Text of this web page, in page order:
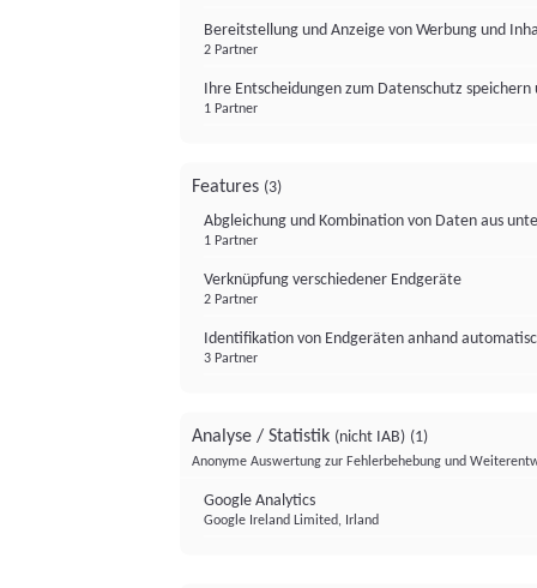
Bereitstellung und Anzeige von Werbung und
2 Partner
Ihre Entscheidungen zum Datenschutz
1 Partner
Features (3)
Abgleichung und Kombination von Daten aus
1 Partner
Verknüpfung verschiedener Endgeräte
2 Partner
Identifikation von Endgeräten anhand
3 Partner
Analyse / Statistik (nicht IAB) (1)
Anonyme Auswertung zur Fehlerbehebung und
Google Analytics
Google Ireland Limited, Irland